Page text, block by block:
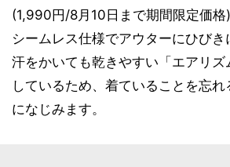
(1,990円/8月10日まで期間限定価格
シームレス仕様でアウターにひびき
汗をかいても乾きやすい「エアリズ
しているため、着ていることを忘
になじみます。